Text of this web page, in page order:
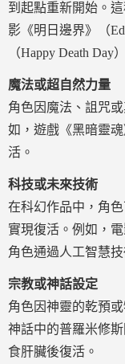
到起點重新開始。
影《明日邊界》（
（Happy Death Day
魔法或超自然力量
角色因魔法、詛咒
如，遊戲《黑暗靈
活。
科技或未來技術
在科幻作品中，角
實現復活。例如，電
角色通過人工智慧
宗教或神話設定
角色因神靈的乾預
神話中的普羅米修
食肝臟後復活。